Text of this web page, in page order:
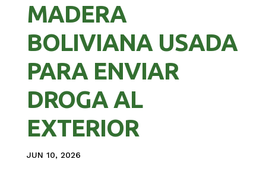
MADERA
BOLIVIANA USADA
PARA ENVIAR
DROGA AL
EXTERIOR
JUN 10, 2026